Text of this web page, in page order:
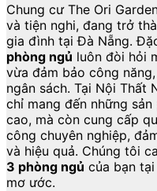
Chung cư The Ori
và tiện nghi, đang trở
gia đình tại Đà Nẵng.
phòng ngủ luôn đòi hỏi
vừa đảm bảo công
ngân sách. Tại Nội Thất
chỉ mang đến những
cao, mà còn cung cấp
công chuyên nghiệp,
và hiệu quả. Chúng tôi
3 phòng ngủ của bạn
mơ ước.